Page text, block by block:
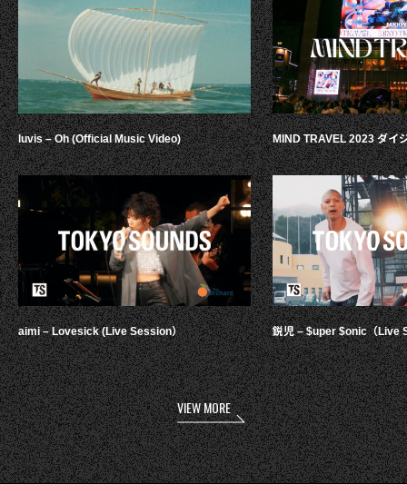
luvis – Oh (Official Music Video)
aimi – Lovesick (Live Session）
MIND TRAVEL 2023 ダイ
鋭児 – $uper $onic（Live
VIEW MORE